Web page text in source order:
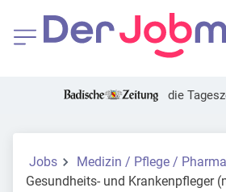
die
Jobs
Medizin / Pflege / Pharma
Gesundheits- und Krankenpfleger